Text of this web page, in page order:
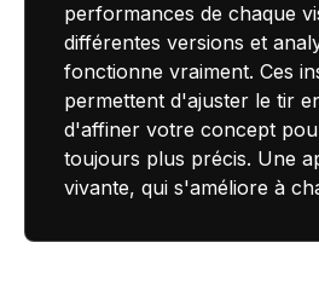
performances de chaque
différentes versions et
fonctionne vraiment. Ces
permettent d'ajuster le tir
d'affiner votre concept
toujours plus précis. Une
vivante, qui s'améliore à